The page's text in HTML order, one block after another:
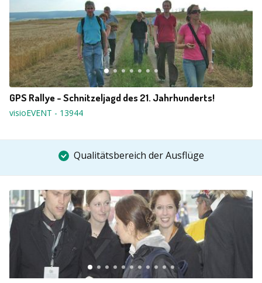
GPS Rallye - Schnitzeljagd des 21. Jahrhunderts!
visioEVENT - 13944
Qualitätsbereich der Ausflüge